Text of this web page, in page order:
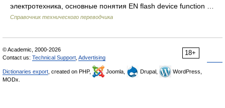
электротехника, основные понятия EN flash device function …
Справочник технического переводчика
18+
© Academic, 2000-2026
Contact us: Technical Support Advertising
Dictionaries export , created on PHP, Joomla, Drupal,
WordPress,
MODx.